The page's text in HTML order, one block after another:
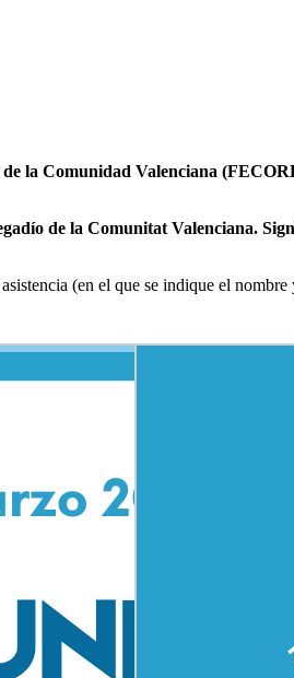
de la Comunidad Valenciana
de la Comunitat Valenciana.
(en el que se indique el